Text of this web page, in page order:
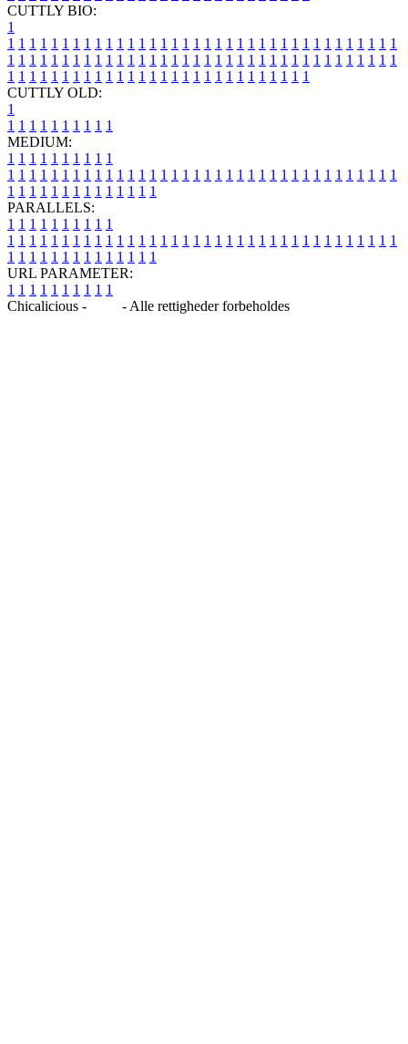
CUTTLY BIO:
1
1 1 1 1 1 1 1 1 1 1 1 1 1 1 1 1 1 1 1 1 1 1 1 1 1 1 1 1 1 1 1 1 1 1 1 1
1 1 1 1 1 1 1 1 1 1 1 1 1 1 1 1 1 1 1 1 1 1 1 1 1 1 1 1 1 1 1 1 1 1 1 1
1 1 1 1 1 1 1 1 1 1 1 1 1 1 1 1 1 1 1 1 1 1 1 1 1 1 1 1
CUTTLY OLD:
1
1 1 1 1 1 1 1 1 1 1
MEDIUM:
1 1 1 1 1 1 1 1 1 1
1 1 1 1 1 1 1 1 1 1 1 1 1 1 1 1 1 1 1 1 1 1 1 1 1 1 1 1 1 1 1 1 1 1 1 1
1 1 1 1 1 1 1 1 1 1 1 1 1 1
PARALLELS:
1 1 1 1 1 1 1 1 1 1
1 1 1 1 1 1 1 1 1 1 1 1 1 1 1 1 1 1 1 1 1 1 1 1 1 1 1 1 1 1 1 1 1 1 1 1
1 1 1 1 1 1 1 1 1 1 1 1 1 1
URL PARAMETER:
1 1 1 1 1 1 1 1 1 1
Chicalicious -
- Alle rettigheder forbeholdes